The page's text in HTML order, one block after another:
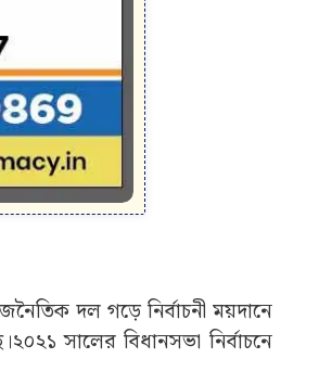
দল গড়ে নির্বাচনী ময়দানে
সালের বিধানসভা নির্বাচনে